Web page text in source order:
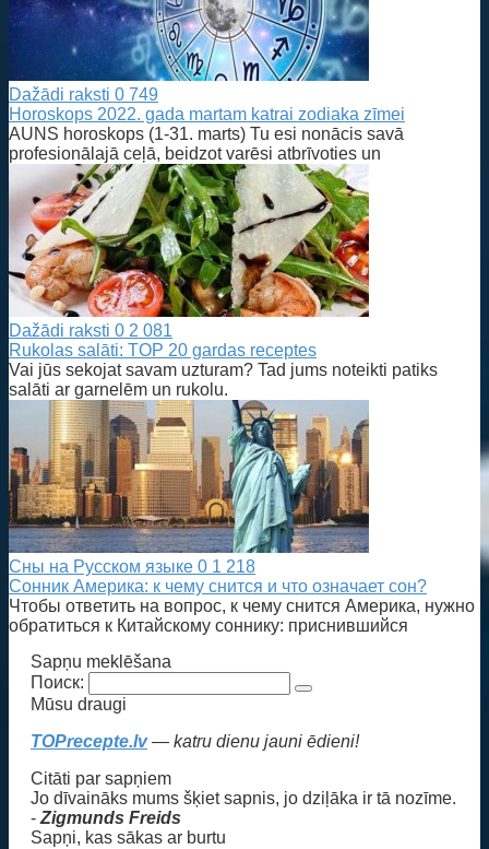
Dažādi raksti 0 749
Horoskops 2022. gada martam katrai zodiaka zīmei
AUNS horoskops (1-31. marts) Tu esi nonācis savā
profesionālajā ceļā, beidzot varēsi atbrīvoties un
Dažādi raksti 0 2 081
Rukolas salāti: TOP 20 gardas receptes
Vai jūs sekojat savam uzturam? Tad jums noteikti patiks
salāti ar garnelēm un rukolu.
Сны на Русском языке 0 1 218
Сонник Америка: к чему снится и что означает сон?
Чтобы ответить на вопрос, к чему снится Америка, нужно
обратиться к Китайскому соннику: приснившийся
Sapņu meklēšana
Поиск:
Mūsu draugi
TOPrecepte.lv— katru dienu jauni ēdieni!
Citāti par sapņiem
Jo dīvaināks mums šķiet sapnis, jo dziļāka ir tā nozīme.
- Zigmunds Freids
Sapņi, kas sākas ar burtu